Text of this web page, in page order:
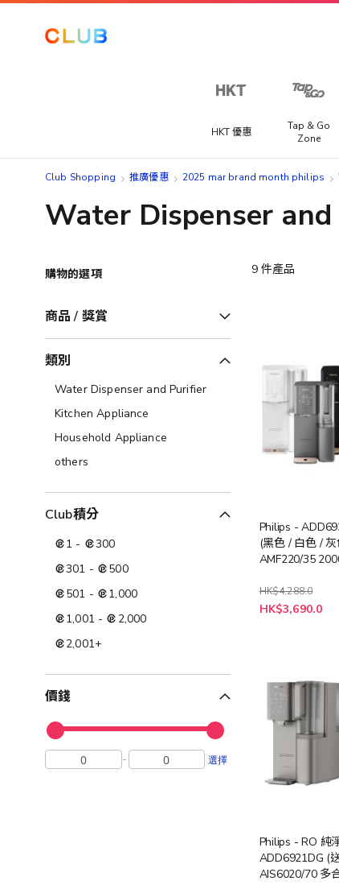
HKT 優惠
Tap & Go
Zone
Club Shopping 推廣優惠 2025 mar brand month philips
Water Dispenser
9件產品
Philips -
(黑色 / 白色 /
AMF220/35
$3388))
HK$4,288.0
HK$3,690.0
Philips - RO 純
ADD6921DG (
AIS6020/70 多
購物的選項
商品 / 獎賞
類別
Water Dispenser and Purifier
Kitchen Appliance
Household Appliance
others
Club積分
1 -
300
301 -
500
501 -
1,000
1,001 -
2,000
2,001+
價錢
- 選擇